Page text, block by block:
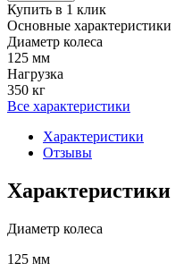
Купить в 1 клик
Основные характеристики
Диаметр колеса
125 мм
Нагрузка
350 кг
Все характеристики
Характеристики
Отзывы
Характеристики
Диаметр колеса
125 мм